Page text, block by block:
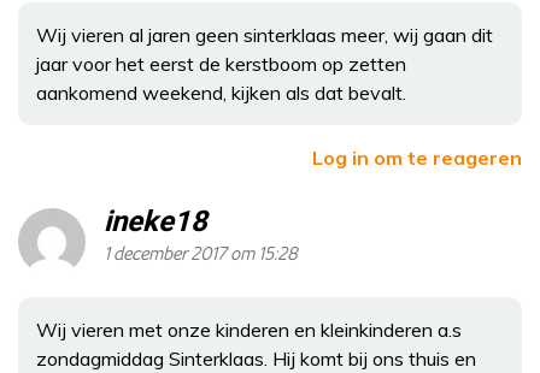
Wij vieren al jaren geen sinterklaas meer, wij gaan dit
jaar voor het eerst de kerstboom op zetten
aankomend weekend, kijken als dat bevalt.
Log in om te reageren
ineke18
1 december 2017 om 15:28
Wij vieren met onze kinderen en kleinkinderen a.s
zondagmiddag Sinterklaas. Hij komt bij ons thuis en